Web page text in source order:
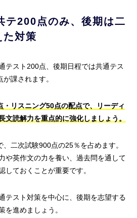
テ200点のみ、後期は二
た対策
テスト200点、後期日程では共通テス
課されます。
リスニング50点の配点で、リーディ
文読解力を重点的に強化しましょう。
二次試験900点の25％を占めます。
や英作文の力を養い、過去問を通して
しておくことが重要です。
テスト対策を中心に、後期を志望する
を進めましょう。